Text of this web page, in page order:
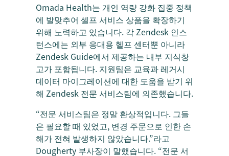
Omada Health는 개인 역량 강화 집중 정책
에 발맞추어 셀프 서비스 상품을 확장하기
위해 노력하고 있습니다. 각 Zendesk 인스
턴스에는 외부 응대용 헬프 센터뿐 아니라
Zendesk Guide에서 제공하는 내부 지식창
고가 포함됩니다. 지원팀은 교육과 레거시
데이터 마이그레이션에 대한 도움을 받기 위
해 Zendesk 전문 서비스팀에 의존했습니다.
“전문 서비스팀은 정말 환상적입니다. 그들
은 필요할 때 있었고, 변경 주문으로 인한 손
해가 전혀 발생하지 않았습니다.”라고
Dougherty 부사장이 말했습니다. “전문 서